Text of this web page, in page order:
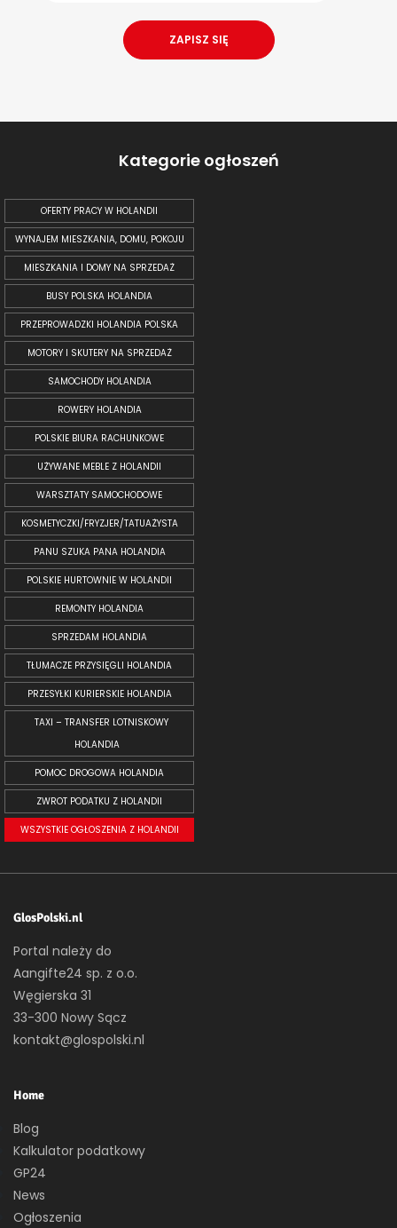
Kategorie ogłoszeń
OFERTY PRACY W HOLANDII
WYNAJEM MIESZKANIA, DOMU, POKOJU
MIESZKANIA I DOMY NA SPRZEDAŻ
BUSY POLSKA HOLANDIA
PRZEPROWADZKI HOLANDIA POLSKA
MOTORY I SKUTERY NA SPRZEDAŻ
SAMOCHODY HOLANDIA
ROWERY HOLANDIA
POLSKIE BIURA RACHUNKOWE
UŻYWANE MEBLE Z HOLANDII
WARSZTATY SAMOCHODOWE
KOSMETYCZKI/FRYZJER/TATUAŻYSTA
PANU SZUKA PANA HOLANDIA
POLSKIE HURTOWNIE W HOLANDII
REMONTY HOLANDIA
SPRZEDAM HOLANDIA
TŁUMACZE PRZYSIĘGLI HOLANDIA
PRZESYŁKI KURIERSKIE HOLANDIA
TAXI – TRANSFER LOTNISKOWY
HOLANDIA
POMOC DROGOWA HOLANDIA
ZWROT PODATKU Z HOLANDII
WSZYSTKIE OGŁOSZENIA Z HOLANDII
GlosPolski.nl
Portal należy do
Aangifte24 sp. z o.o.
Węgierska 31
33-300 Nowy Sącz
kontakt@glospolski.nl
Home
Blog
Kalkulator podatkowy
GP24
News
Ogłoszenia